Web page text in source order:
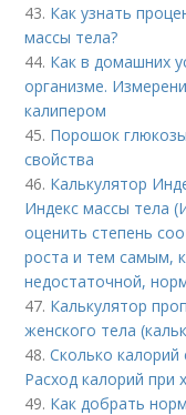
43. Как узнать
массы тела?
44. Как в домашних
организме.
калипером
45. Порошок
свойства
46. Калькулятор
Индекс массы тела
оценить степень
роста и тем самым,
недостаточной,
47. Калькулятор
женского тела
48.Сколько калорий
Расход калорий при
49. Как добрать